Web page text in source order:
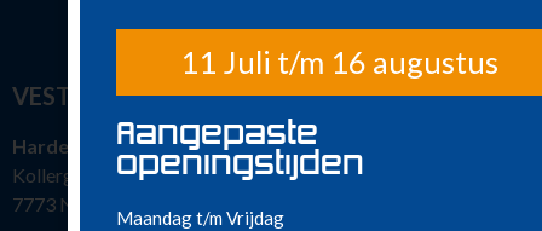
VESTIGINGEN
Hardenberg
Kollergang 15
7773 NG Hardenberg
11 Juli t/m 16 augustus
Aangepaste
openingstijden
Maandag t/m Vrijdag